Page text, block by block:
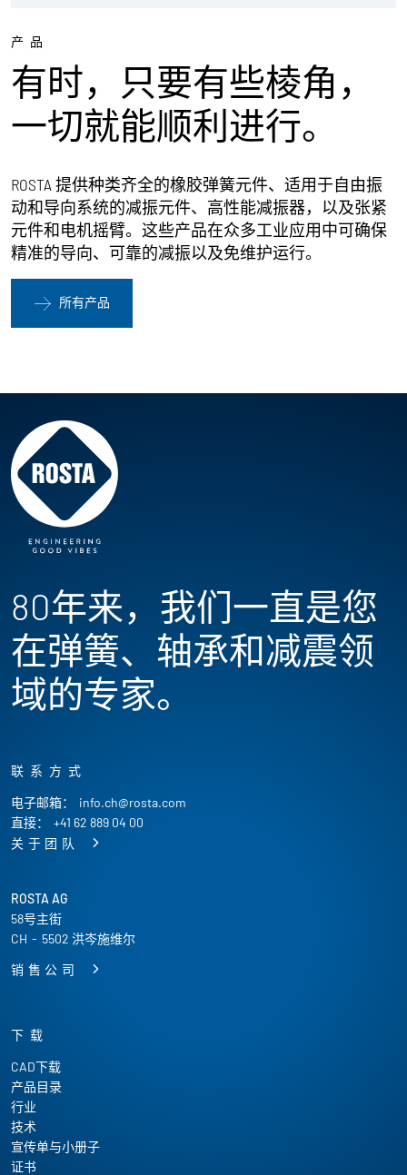
产品
有时，只要有些棱角，
一切就能顺利进行。
ROSTA 提供种类齐全的橡胶弹簧元件、适用于自由振
动和导向系统的减振元件、高性能减振器，以及张紧
元件和电机摇臂。这些产品在众多工业应用中可确保
精准的导向、可靠的减振以及免维护运行。
所有产品
80年来，我们一直是您
在弹簧、轴承和减震领
域的专家。
联系方式
电子邮箱：
info.ch@rosta.com
直接：
+41 62 889 04 00
关于团队
下载
CAD下载
产品目录
行业
技术
宣传单与小册子
证书
ROSTA AG
58号主街
CH - 5502 洪岑施维尔
销售公司